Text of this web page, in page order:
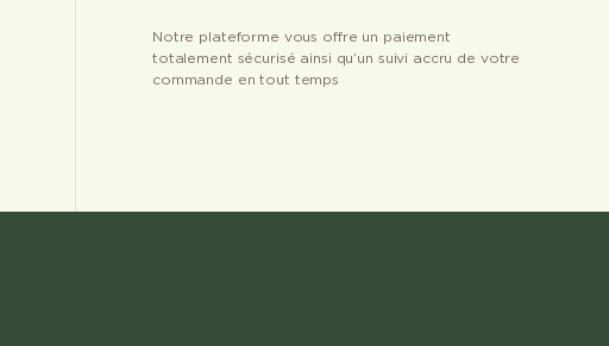
Notre plateforme vous offre un paiement
totalement sécurisé ainsi qu’un suivi accru de votre
commande en tout temps